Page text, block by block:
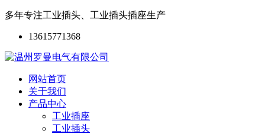
多年专注工业插头、工业插头插座生产
13615771368
网站首页
关于我们
产品中心
工业插座
工业插头